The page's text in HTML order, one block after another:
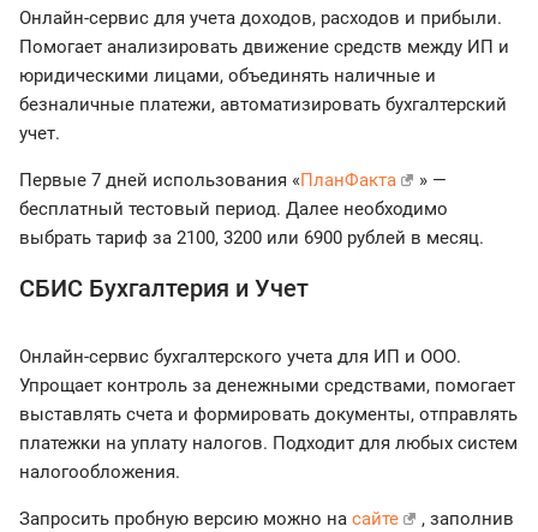
Онлайн-сервис для учета доходов, расходов и прибыли.
Помогает анализировать движение средств между ИП и
юридическими лицами, объединять наличные и
безналичные платежи, автоматизировать бухгалтерский
учет.
Первые 7 дней использования «ПланФакта
» —
бесплатный тестовый период. Далее необходимо
выбрать тариф за 2100, 3200 или 6900 рублей в месяц.
СБИС Бухгалтерия и Учет
Онлайн-сервис бухгалтерского учета для ИП и ООО.
Упрощает контроль за денежными средствами, помогает
выставлять счета и формировать документы, отправлять
платежки на уплату налогов. Подходит для любых систем
налогообложения.
Запросить пробную версию можно на сайте
, заполнив